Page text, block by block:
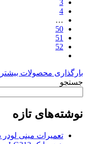
3
4
…
50
51
52
بارگذاری محصولات بیشتر
جستجو
نوشته‌های تازه
تعمیرات مینی لودر